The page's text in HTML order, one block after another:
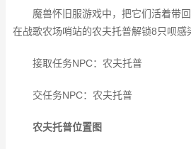
魔兽怀旧服游戏中，把它们活着带
在战歌农场哨站的农夫托普解锁8只呗感
接取任务NPC：农夫托普
交任务NPC： 农夫托普
农夫托普位置图